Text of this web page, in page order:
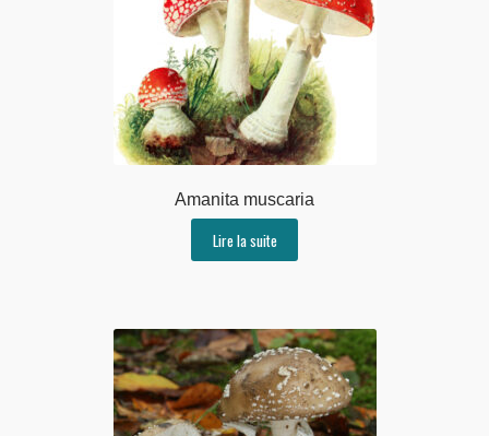
Amanita muscaria
Lire la suite